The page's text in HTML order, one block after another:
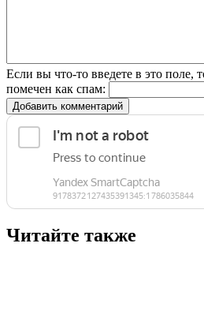
Если вы что-то введете в это поле,
помечен как спам:
Добавить комментарий
Читайте также